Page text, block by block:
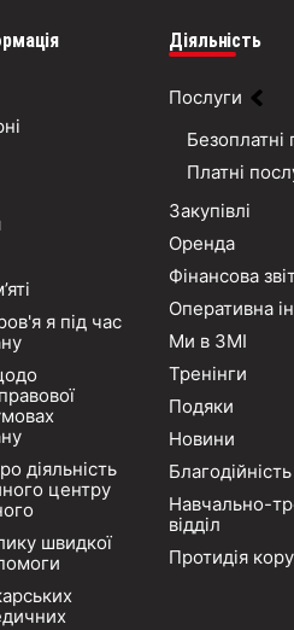
я під час
діяльність
центру
швидкої
Діяльність
Послуги
Безоплатні
Платні
Закупівлі
Оренда
Фінансова
Оперативна
Ми в ЗМІ
Тренінги
Подяки
Новини
Благодійність
Навчально-
відділ
Протидія